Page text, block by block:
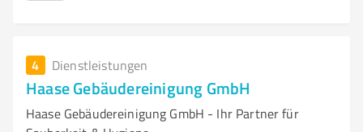
4 Dienstleistungen
Haase Gebäudereinigung GmbH
Haase Gebäudereinigung GmbH - Ihr Partner für